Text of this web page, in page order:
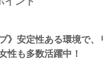
》安定性ある環境で
性も多数活躍中！